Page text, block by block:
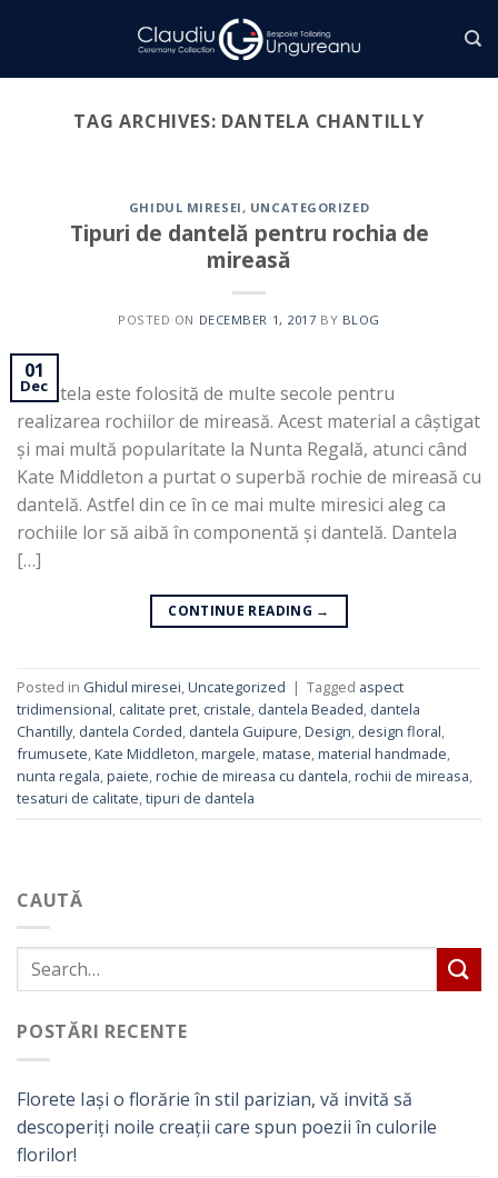
TAG ARCHIVES: DANTELA CHANTILLY
CAUTĂ
POSTĂRI RECENTE
Florete Iași o florărie în stil parizian, vă invită să
descoperiți noile creații care spun poezii în culorile
florilor!
GHIDUL MIRESEI, UNCATEGORIZED
Tipuri de dantelă pentru rochia de
mireasă
POSTED ON DECEMBER 1, 2017 BY BLOG
01
Dec
Dantela este folosită de multe secole pentru
realizarea rochiilor de mireasă. Acest material a câștigat
și mai multă popularitate la Nunta Regală, atunci când
Kate Middleton a purtat o superbă rochie de mireasă cu
dantelă. Astfel din ce în ce mai multe miresici aleg ca
rochiile lor să aibă în componentă și dantelă. Dantela
[…]
CONTINUE READING →
Posted in Ghidul miresei,Uncategorized | Tagged aspect
tridimensional, calitate pret, cristale, dantela Beaded, dantela
Chantilly, dantela Corded, dantela Guipure,Design, design floral,
frumusete,Kate Middleton,margele,matase,material handmade,
nunta regala,paiete,rochie de mireasa cu dantela,rochii de mireasa,
tesaturi de calitate,tipuri de dantela